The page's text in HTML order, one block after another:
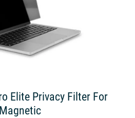
Elite Privacy Filter For